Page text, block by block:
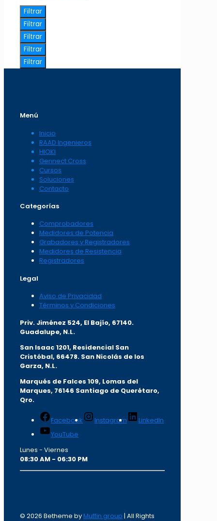
Filtrar
Filtrar
Filtrar
Filtrar
Filtrar
Menú
Inicio
RAAD Ingenieros
HIOKI
Gennect Cross
Cursos
Soluciones
Contacto
Categorías
Comprobadores
Medidores de Potencia
Grabadores y Registradores
Medidores de Resistencia
Registradores
Legal
Aviso de Privacidad
Términos y Condiciones
Priv. Jiménez 524, El Bajío, 67140.
Guadalupe, N.L.
San Isaac 1201, Residencial San
Cristóbal, 66478. San Nicolás de los
Garza, N.L.
Marqués de Falces 109, Lomas del
Marques, 76146 Santiago de Querétaro,
Qro.
Facebook Instagram
LinkedIn
YouTube
Lunes - Viernes
08:30 AM - 06:30 PM
© 2026 Betheme by Muffin group | All Rights